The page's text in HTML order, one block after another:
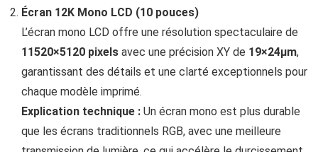
Écran 12K Mono LCD (10 pouces)
L’écran mono LCD offre une résolution spectaculaire de
11520×5120 pixels avec une précision XY de 19×24μm,
garantissant des détails et une clarté exceptionnels pour
chaque modèle imprimé.
Explication technique : Un écran mono est plus durable
que les écrans traditionnels RGB, avec une meilleure